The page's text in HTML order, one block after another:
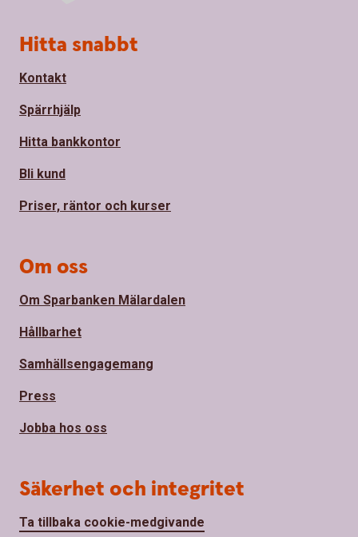
Sidfot
Hitta snabbt
Kontakt
Spärrhjälp
Hitta bankkontor
Bli kund
Priser, räntor och kurser
Om oss
Om Sparbanken Mälardalen
Hållbarhet
Samhällsengagemang
Press
Jobba hos oss
Säkerhet och integritet
Ta tillbaka cookie-medgivande